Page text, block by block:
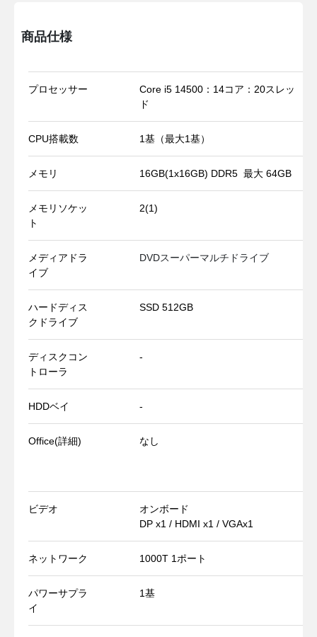
商品仕様
プロセッサー
Core i5 14500：14コア：20スレッ
ド
CPU搭載数 1基（最大1基）
メモリ 16GB(1x16GB) DDR5 最大 64GB
メモリソケッ
ト
2(1)
メディアドラ
イブ
DVDスーパーマルチドライブ
ハードディス
クドライブ
SSD 512GB
ディスクコン
トローラ
-
HDDベイ -
Office(詳細) なし
ビデオ
オンボード
DP x1 / HDMI x1 / VGAx1
ネットワーク 1000T 1ポート
パワーサプラ
イ
1基